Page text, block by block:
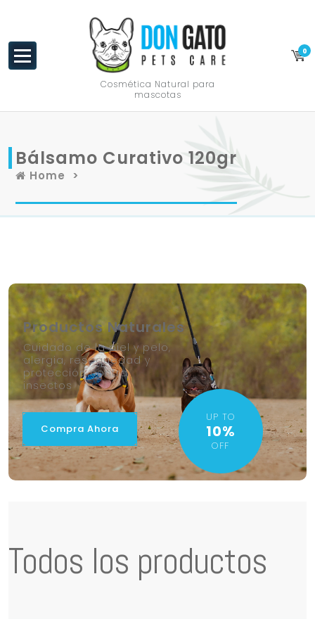
Cosmética Natural para
mascotas
0
Bálsamo Curativo 120gr
Home >
Productos Naturales
Cuidado de la piel y pelo,
alergia, resequedad y
protección contra
insectos
Compra Ahora
UP TO
10%
OFF
Todos los productos